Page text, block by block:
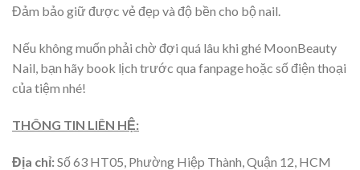
Đảm bảo giữ được vẻ đẹp và độ bền cho bộ nail.
Nếu không muốn phải chờ đợi quá lâu khi ghé MoonBeauty
Nail, bạn hãy book lịch trước qua fanpage hoặc số điện thoại
của tiệm nhé!
THÔNG TIN LIÊN HỆ:
Địa chỉ:Số 63 HT05, Phường Hiệp Thành, Quận 12, HCM